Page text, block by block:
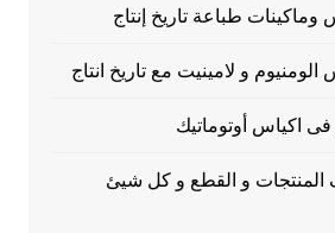
وماكينات طباعة تاريخ إنتاج
و لامينيت مع تاريخ انتاج
فى اكياس أوتوماتيك
المنتجات و القطع و كل شيئ